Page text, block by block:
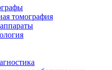
томография